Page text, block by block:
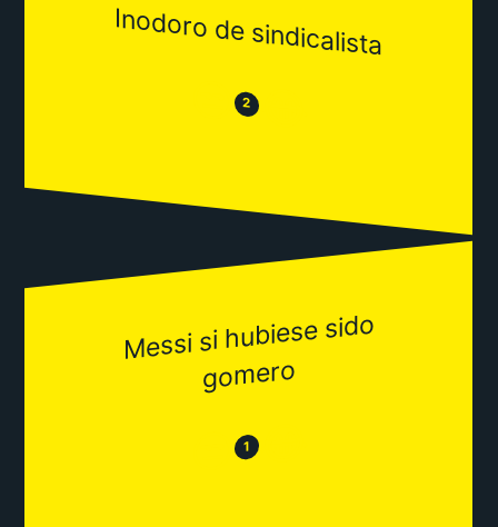
Inodoro de sindicalista
😒 2 😂
Messi si hubiese sido
go
mero
😒 1 😂